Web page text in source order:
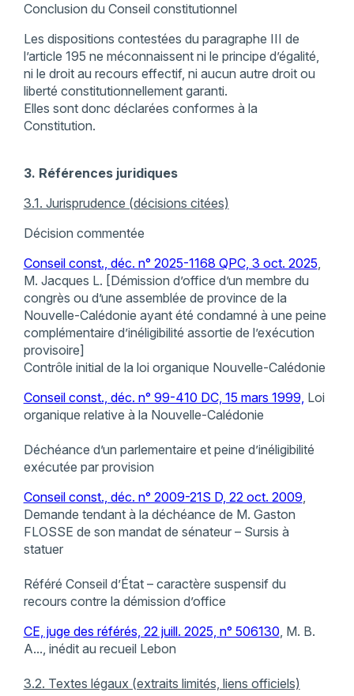
Conclusion du Conseil constitutionnel
Les dispositions contestées du paragraphe III de
l’article 195 ne méconnaissent ni le principe d’égalité,
ni le droit au recours effectif, ni aucun autre droit ou
liberté constitutionnellement garanti.
Elles sont donc déclarées conformes à la
Constitution.
3. Références juridiques
3.1. Jurisprudence (décisions citées)
Décision commentée
Conseil const., déc. n° 2025-1168 QPC, 3 oct. 2025
M. Jacques L. [Démission d’office d’un membre du
congrès ou d’une assemblée de province de la
Nouvelle-Calédonie ayant été condamné à une peine
complémentaire d’inéligibilité assortie de l’exécution
provisoire]
Contrôle initial de la loi organique Nouvelle-Calédonie
Conseil const., déc. n° 99-410 DC, 15 mars 1999, Loi
organique relative à la Nouvelle-Calédonie
Déchéance d’un parlementaire et peine d’inéligibilité
exécutée par provision
Conseil const., déc. n° 2009-21S D, 22 oct. 2009
Demande tendant à la déchéance de M. Gaston
FLOSSE de son mandat de sénateur – Sursis à
statuer
Référé Conseil d’État – caractère suspensif du
recours contre la démission d’office
CE, juge des référés, 22 juill. 2025, n° 506130 , M. B.
A..., inédit au recueil Lebon
3.2. Textes légaux (extraits limités, liens officiels)